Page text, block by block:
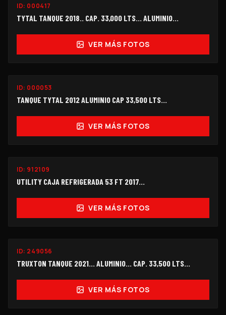
ID: 000417
TYTAL TANQUE 2018.. CAP. 33,000 LTS... ALUMINIO...
VER MÁS FOTOS
ID: 000053
TANQUE TYTAL 2012 ALUMINIO CAP 33,500 LTS...
VER MÁS FOTOS
ID: 912109
UTILITY CAJA REFRIGERADA 53 FT 2017...
VER MÁS FOTOS
ID: 249056
TRUXTON TANQUE 2021... ALUMINIO... CAP. 33,500 LTS...
VER MÁS FOTOS